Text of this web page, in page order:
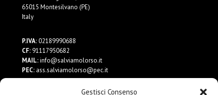
Gestisci Consenso
65015 Montesilvano (PE)
Italy
P.IVA:02189990688
CF:91117950682
MAIL:info@salviamolorso.it
PEC:ass.salviamolorso@pec.it